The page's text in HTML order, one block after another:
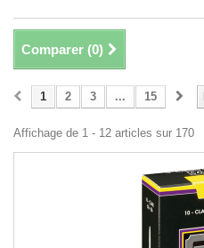
Comparer (0)
1 2 3 ... 15
Affichage de 1 - 12 articles sur 170